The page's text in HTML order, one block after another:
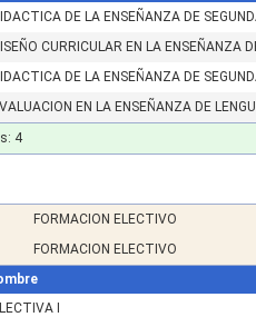
DE LA ENSEÑANZA DE
CURRICULAR EN LA ENSEÑANZA
DE LA ENSEÑANZA DE
EN LA ENSEÑANZA DE
4
FORMACION ELECTIVO
FORMACION ELECTIVO
I